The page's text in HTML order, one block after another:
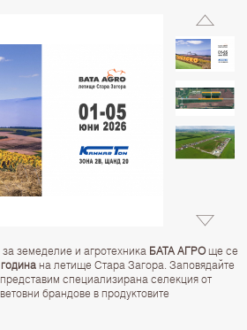
земеделие и агротехника БАТА АГРОще се
на летище Стара Загора. Заповядайте
специализирана селекция от
брандове в продуктовите